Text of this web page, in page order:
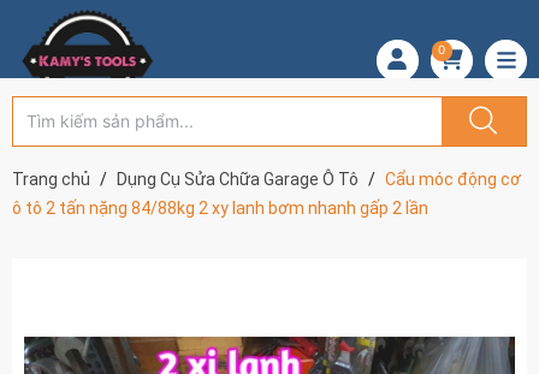
0
Trang chủ Dụng Cụ Sửa Chữa Garage Ô Tô
Cẩu móc động cơ
ô tô 2 tấn nặng 84/88kg 2 xy lanh bơm nhanh gấp 2 lần